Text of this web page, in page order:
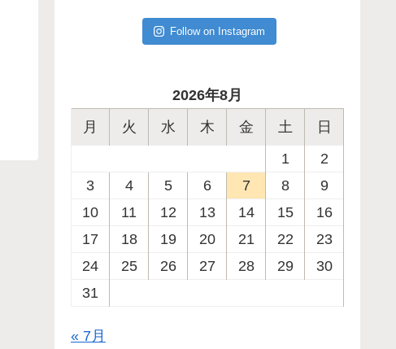
Follow on Instagram
2026年8月
月
火 水 木 金 土
日
1
2
3
4 5 6 7 8
9
10
11 12 13 14 15
16
17
18 19 20 21 22
23
24
25 26 27 28 29
30
31
« 7月